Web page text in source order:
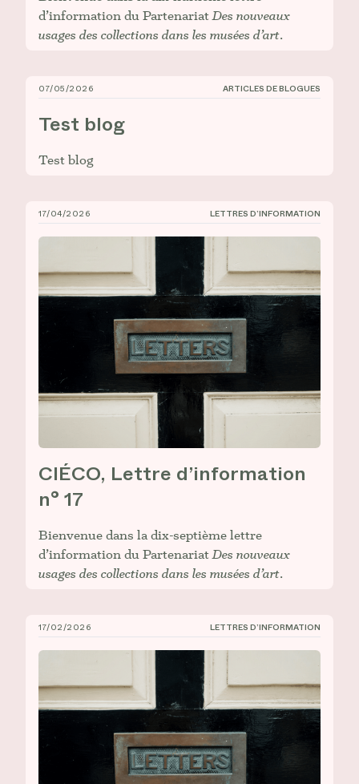
d’information du Partenariat Des nouveaux
usages des collections dans les musées d’art.
Test blog
07/05/2026 ARTICLES DE BLOGUES
Test blog
Test blog
CIÉCO, Lettre d’information n° 17
17/04/2026 LETTRES D’INFORMATION
CIÉCO, Lettre d’information
n° 17
Bienvenue dans la dix-septième lettre
d’information du Partenariat Des nouveaux
usages des collections dans les musées d’art.
CIÉCO, Lettre d’information n° 16
17/02/2026 LETTRES D’INFORMATION